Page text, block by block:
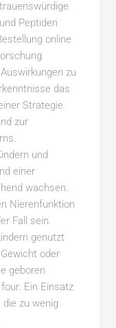
Peptiden
online
zu
das
Strategie
zur
und
einer
wachsen.
Nierenfunktion
Fall sein.
genutzt
oder
geboren
Ein Einsatz
zu wenig